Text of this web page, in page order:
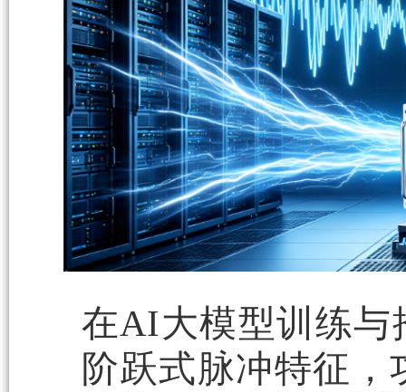
在AI大模型训练与
阶跃式脉冲特征